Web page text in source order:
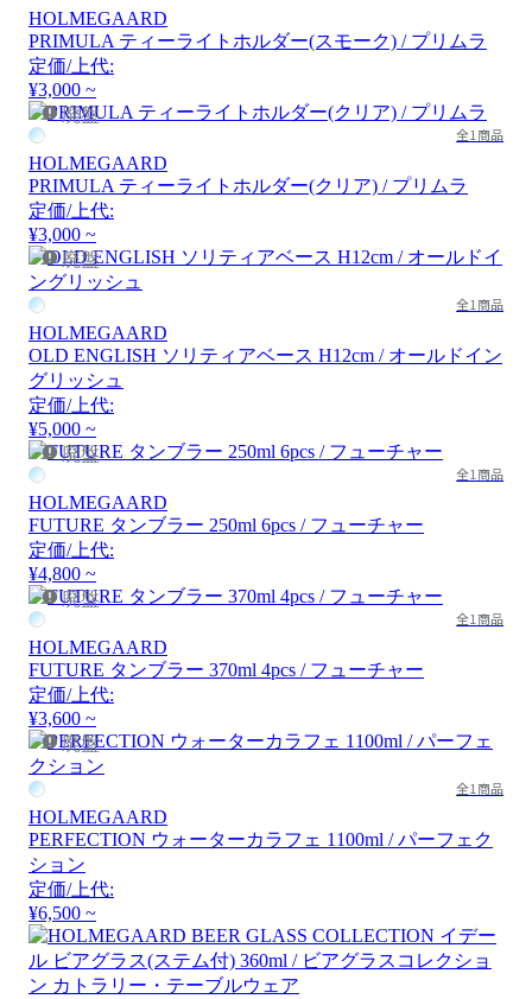
HOLMEGAARD
PRIMULA ティーライトホルダー(スモーク) / プリムラ
定価/上代:
¥3,000 ~
廃盤
全1商品
HOLMEGAARD
PRIMULA ティーライトホルダー(クリア) / プリムラ
定価/上代:
¥3,000 ~
廃盤
全1商品
HOLMEGAARD
OLD ENGLISH ソリティアベース H12cm / オールドイン
グリッシュ
定価/上代:
¥5,000 ~
廃盤
全1商品
HOLMEGAARD
FUTURE タンブラー 250ml 6pcs / フューチャー
定価/上代:
¥4,800 ~
廃盤
全1商品
HOLMEGAARD
FUTURE タンブラー 370ml 4pcs / フューチャー
定価/上代:
¥3,600 ~
廃盤
全1商品
HOLMEGAARD
PERFECTION ウォーターカラフェ 1100ml / パーフェク
ション
定価/上代:
¥6,500 ~